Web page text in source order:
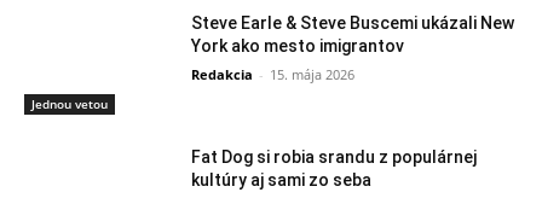
Jednou vetou
Steve Earle & Steve Buscemi ukázali New
York ako mesto imigrantov
Redakcia - 15. mája 2026
Fat Dog si robia srandu z populárnej
kultúry aj sami zo seba